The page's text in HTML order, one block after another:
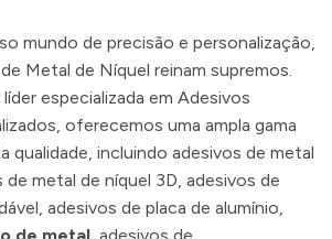
mundo de precisão e personalização,
Metal de Níquel reinam supremos.
especializada em Adesivos
oferecemos uma ampla gama
qualidade, incluindo adesivos de metal
de metal de níquel 3D, adesivos de
adesivos de placa de alumínio,